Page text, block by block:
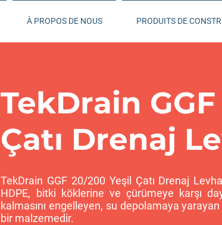
À PROPOS DE NOUS PRODUITS DE
TekDrain
Çatı Drenaj
TekDrain GGF 20/200 Yeşil Çatı Drenaj
HDPE, bitki köklerine ve çürümeye karşı
kalmasını engelleyen, su depolamaya
bir malzemedir.